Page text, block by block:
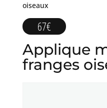
oiseaux
67€
Applique
franges